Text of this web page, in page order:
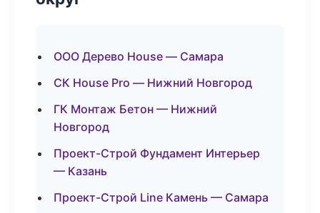
ООО Дерево House — Самара
СК House Pro — Нижний Новгород
ГК Монтаж Бетон — Нижний
Новгород
Проект-Строй Фундамент Интерьер
— Казань
Проект-Строй Line Камень — Самара